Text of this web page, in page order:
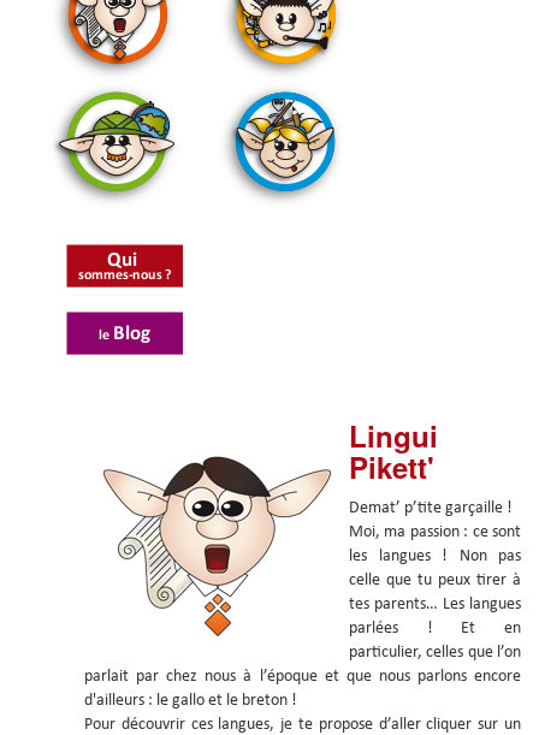
Lingui
Pikett'
Demat’ p’tite garçaille !
Moi, ma passion : ce sont
les langues ! Non pas
celle que tu peux tirer à
tes parents… Les langues
parlées ! Et en
particulier, celles que l’on
parlait par chez nous à l’époque et que nous parlons encore
d'ailleurs : le gallo et le breton !
Pour découvrir ces langues, je te propose d’aller cliquer sur un